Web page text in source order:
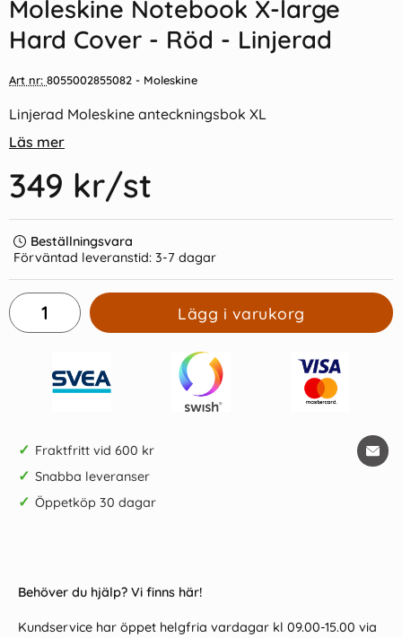
55 kr/st 349 kr/st
Moleskine Notebook X-large
Hard Cover - Röd - Linjerad
Art nr: 8055002855082 - Moleskine
Linjerad Moleskine anteckningsbok XL
Läs mer
349 kr/st
Beställningsvara
Förväntad leveranstid: 3-7 dagar
Lägg i varukorg
✓ Fraktfritt vid 600 kr
✓ Snabba leveranser
✓ Öppetköp 30 dagar
Behöver du hjälp? Vi finns här!
Kundservice har öppet helgfria vardagar kl 09.00-15.00 via